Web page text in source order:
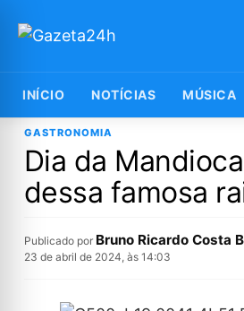
INÍCIO NOTÍCIAS MÚSICA
GASTRONOMIA
Dia da
dessa famosa
Publicado por Bruno Ricardo Costa
23 de abril de 2024, às 14:03